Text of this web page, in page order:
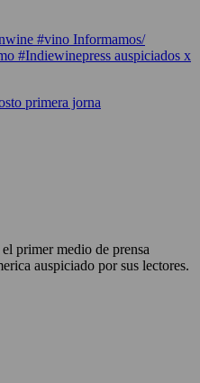
#vino Informamos/
#Indiewinepress auspiciados x
primera jorna
primer medio de prensa
auspiciado por sus lectores.